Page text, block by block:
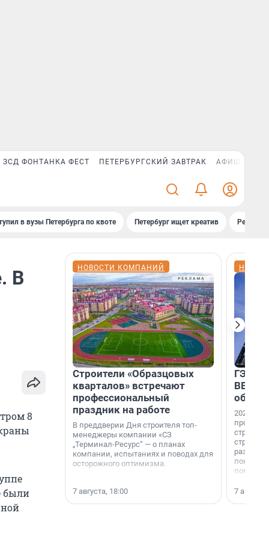
ЗСД ФОНТАНКА ФЕСТ ПЕТЕРБУРГСКИЙ ЗАВТРАК АФИША PLUS
в вузы Петербурга по квоте Петербург ищет креатив
В
8
были
НОВОСТИ КОМПАНИЙ
Строители «Образцовых
кварталов» встречают
профессиональный
праздник на работе
В преддверии Дня строителя топ-
менеджеры компании «СЗ
„Терминал-Ресурс“ — о планах
компании, испытаниях и поводах для
осторожного оптимизма.
7 августа, 18:00
ГЭС,
ВВП: в
об
2026-й —
раз. В
7